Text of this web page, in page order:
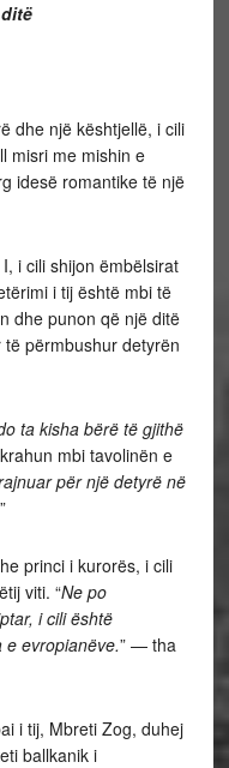
dhe një kështjellë, i cili
misri me mishin e
idesë romantike të një
i cili shijon ëmbëlsirat
i tij është mbi të
dhe punon që një ditë
përmbushur detyrën
ta kisha bërë të gjithë
mbi tavolinën e
për një detyrë në
”
princi i kurorës, i cili
viti. “Ne po
i cili është
evropianëve.” — tha
i tij, Mbreti Zog, duhej
ballkanik i